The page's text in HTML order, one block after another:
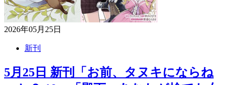
2026年05月25日
新刊
5月25日 新刊「お前、タヌキにならね